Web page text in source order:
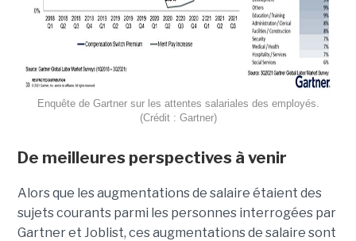
Enquête de Gartner sur les attentes salariales des employés.
(Crédit : Gartner)
De meilleures perspectives à venir
Alors que les augmentations de salaire étaient des
sujets courants parmi les personnes interrogées par
Gartner et Joblist, ces augmentations de salaire sont